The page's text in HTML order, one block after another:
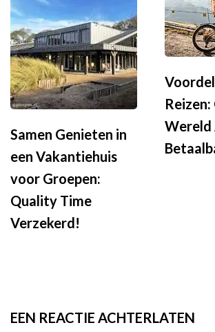
Samen Genieten in
een Vakantiehuis
voor Groepen:
Quality Time
Verzekerd!
Wereld
EEN REACTIE ACHTERLATEN